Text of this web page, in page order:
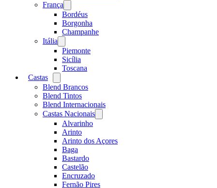
França
menu
Bordéus
Borgonha
Champanhe
Itália
menu
Piemonte
Sicília
Toscana
Castas
menu
Blend Brancos
Blend Tintos
Blend Internacionais
Castas Nacionais
menu
Alvarinho
Arinto
Arinto dos Açores
Baga
Bastardo
Castelão
Encruzado
Fernão Pires